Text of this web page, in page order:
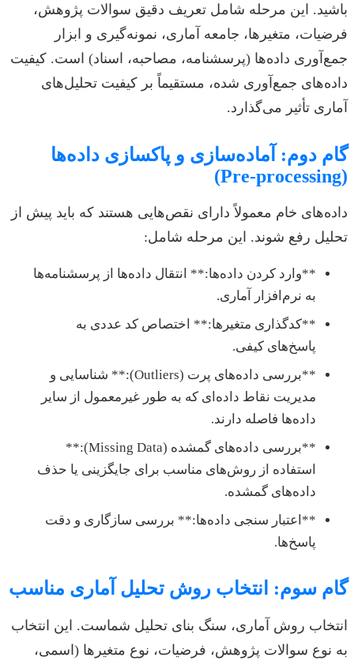
باشید. این مرحله شامل تعریف دقیق سوالات پژوهش،
فرضیات، متغیرها، جامعه آماری، نمونه‌گیری و ابزار
جمع‌آوری داده‌ها (پرسشنامه، مصاحبه، اسناد) است. کیفیت
داده‌های جمع‌آوری شده، مستقیماً بر کیفیت تحلیل‌های
آماری تأثیر می‌گذارد.
گام دوم: آماده‌سازی و پاکسازی داده‌ها
(Pre-processing)
داده‌های خام معمولاً دارای نقص‌هایی هستند که باید پیش از
تحلیل رفع شوند. این مرحله شامل:
**وارد کردن داده‌ها:** انتقال داده‌ها از پرسشنامه‌ها
به نرم‌افزار آماری.
**کدگذاری متغیرها:** اختصاص کد عددی به
پاسخ‌های کیفی.
**بررسی داده‌های پرت (Outliers):** شناسایی و
مدیریت نقاط داده‌ای که به طور غیرمعمول از سایر
داده‌ها فاصله دارند.
**بررسی داده‌های گمشده (Missing Data):**
استفاده از روش‌های مناسب برای جایگزینی یا حذف
داده‌های گمشده.
**اعتبار سنجی داده‌ها:** بررسی سازگاری و دقت
پاسخ‌ها.
گام سوم: انتخاب روش تحلیل آماری مناسب
انتخاب روش آماری، سنگ بنای تحلیل شماست. این انتخاب
به نوع سوالات پژوهش، فرضیات، نوع متغیرها (اسمی،